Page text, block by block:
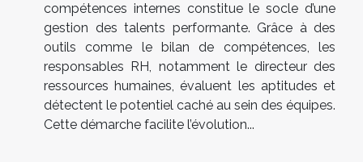
compétences internes constitue le socle d’une
gestion des talents performante. Grâce à des
outils comme le bilan de compétences, les
responsables RH, notamment le directeur des
ressources humaines, évaluent les aptitudes et
détectent le potentiel caché au sein des équipes.
Cette démarche facilite l’évolution...